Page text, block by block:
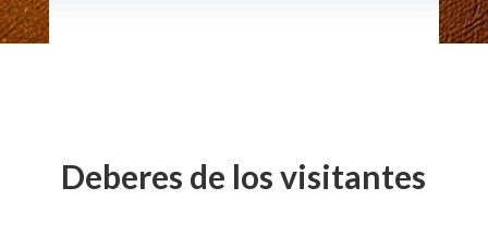
Deberes de los visitantes